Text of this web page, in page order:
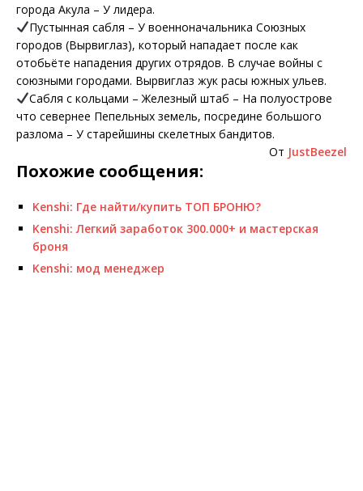
города Акула – У лидера.
Пустынная сабля – У военноначальника Союзных
городов (Вырвиглаз), который нападает после как
отобьёте нападения других отрядов. В случае войны с
союзными городами. Вырвиглаз жук расы южных ульев.
Сабля с кольцами – Железный штаб – На полуострове
что севернее Пепельных земель, посредине большого
разлома – У старейшины скелетных бандитов.
От JustBeezel
Похожие сообщения:
Kenshi: Где найти/купить ТОП БРОНЮ?
Kenshi: Легкий заработок 300.000+ и мастерская
броня
Kenshi: мод менеджер